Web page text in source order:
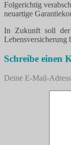
Folgerichtig
neuartige
In Zukunft soll der
Lebensversicherung
Schreibe einen
Deine E-Mail-